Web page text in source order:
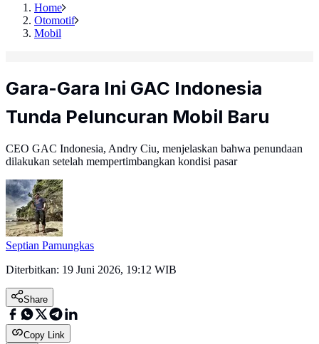
Home
Otomotif
Mobil
Gara-Gara Ini GAC Indonesia
Tunda Peluncuran Mobil Baru
CEO GAC Indonesia, Andry Ciu, menjelaskan bahwa penundaan
dilakukan setelah mempertimbangkan kondisi pasar
Septian Pamungkas
Diterbitkan: 19 Juni 2026, 19:12 WIB
Share
Copy Link